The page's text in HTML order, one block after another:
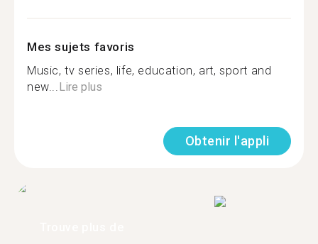
Mes sujets favoris
Music, tv series, life, education, art, sport and
new... Lire plus
Obtenir l'appli